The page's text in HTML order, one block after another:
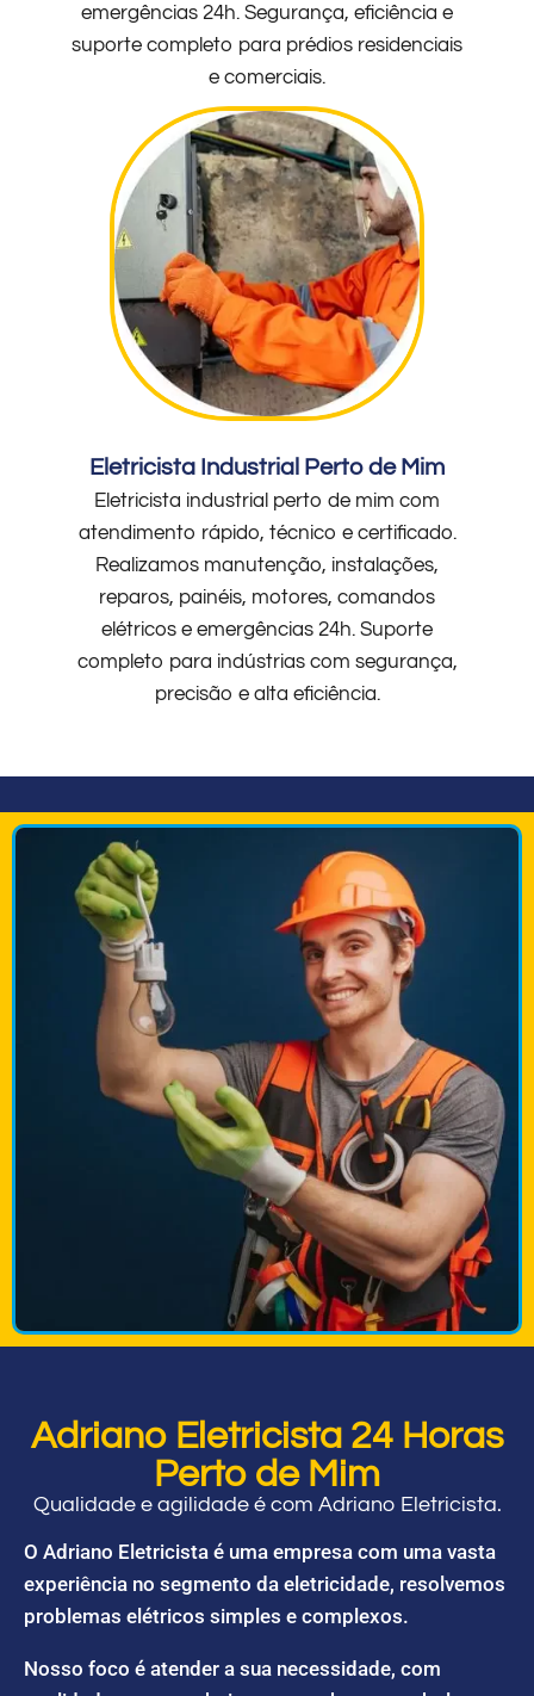
emergências 24h. Segurança, eficiência e
suporte completo para prédios residenciais
e comerciais.
Eletricista Industrial Perto de Mim
Eletricista industrial perto de mim com
atendimento rápido, técnico e certificado.
Realizamos manutenção, instalações,
reparos, painéis, motores, comandos
elétricos e emergências 24h. Suporte
completo para indústrias com segurança,
precisão e alta eficiência.
Adriano Eletricista 24 Horas
Perto de Mim
Qualidade e agilidade é com Adriano Eletricista.
O Adriano Eletricista é uma empresa com uma vasta
experiência no segmento da eletricidade, resolvemos
problemas elétricos simples e complexos.
Nosso foco é atender a sua necessidade, com